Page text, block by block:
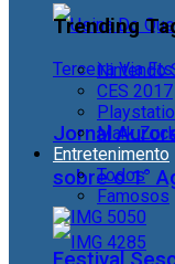
Jornal
sobre o 1°
Trending
Nintendo
CES 2017
Mark
Entretenimento
Todos
Famosos